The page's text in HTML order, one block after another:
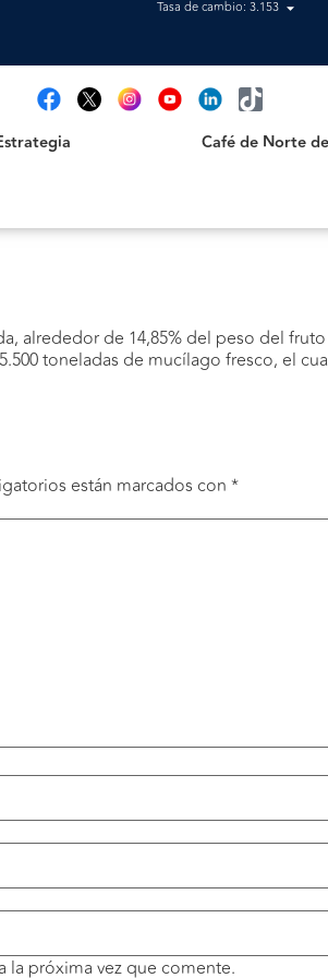
Tasa de cambio: 3.153
Café de Norte
alrededor de 14,85% del peso del
toneladas de mucílago fresco, el
están marcados con *
la próxima vez que comente.